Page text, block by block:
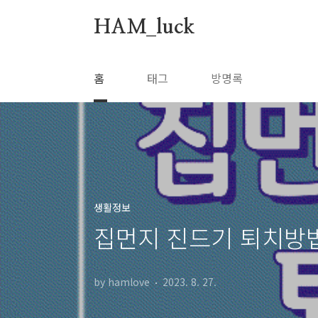
HAM_luck
홈 태그 방명록
생활정보
집먼지 진드기 퇴치방
by hamlove 2023. 8. 27.